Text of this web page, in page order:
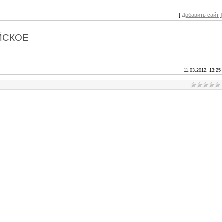
[ Добавить сайт ]
11.03.2012, 13:25